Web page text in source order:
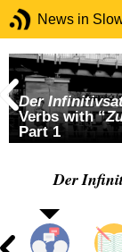
News in
Der
Verbs with “
Part 1
Der